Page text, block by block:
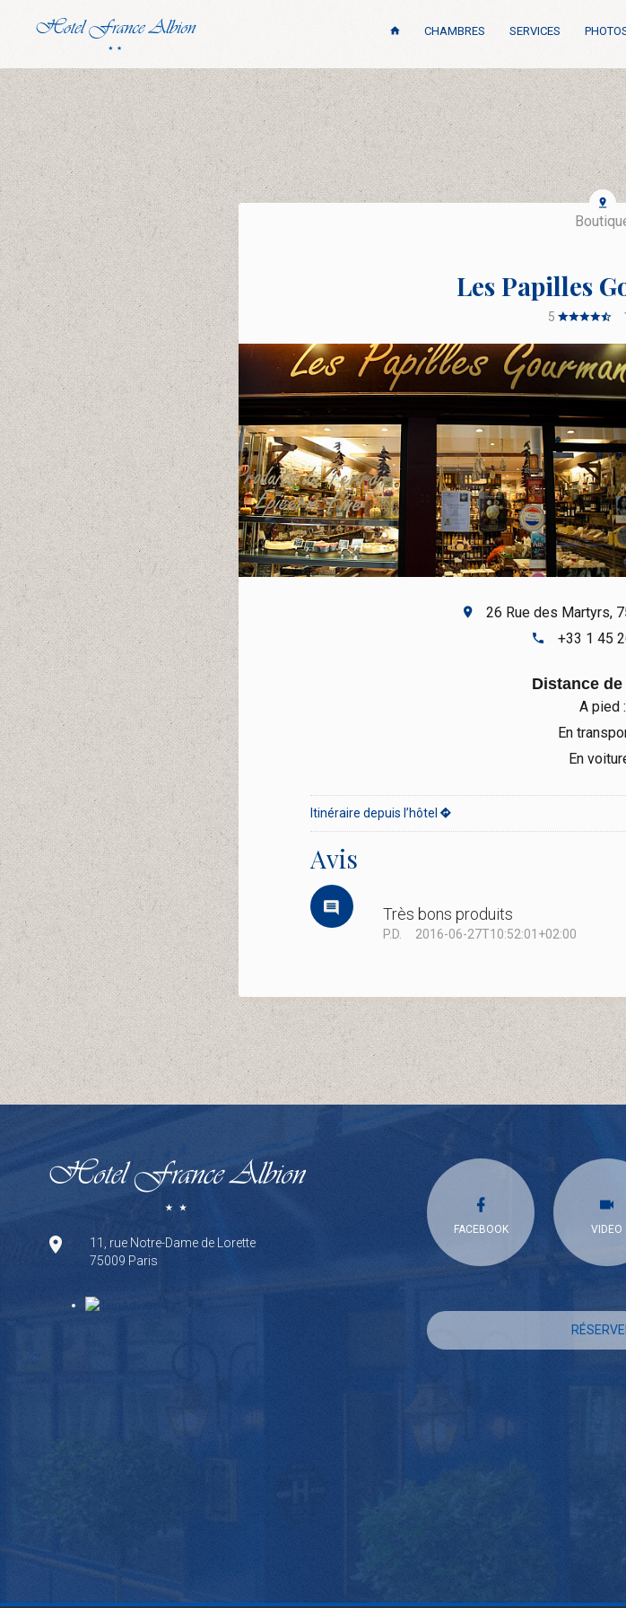
CHAMBRES SERVICES
Les Papilles
5 1
26 Rue des Martyrs,
+33 1 45
Distance
A pied :
En
En
Itinéraire depuis l’hôtel
Avis
Très bons produits
P.D. 2016-06-27T10:52:01+02:00
11, rue Notre-Dame de Lorette
75009 Paris
FACEBOOK VIDEO